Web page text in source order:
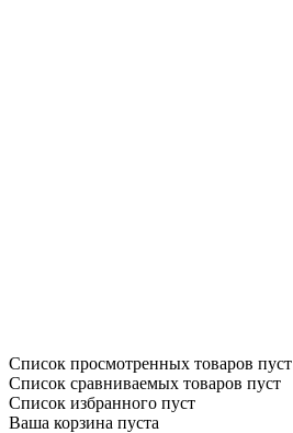
Список просмотренных товаров пуст
Список сравниваемых товаров пуст
Список избранного пуст
Ваша корзина пуста